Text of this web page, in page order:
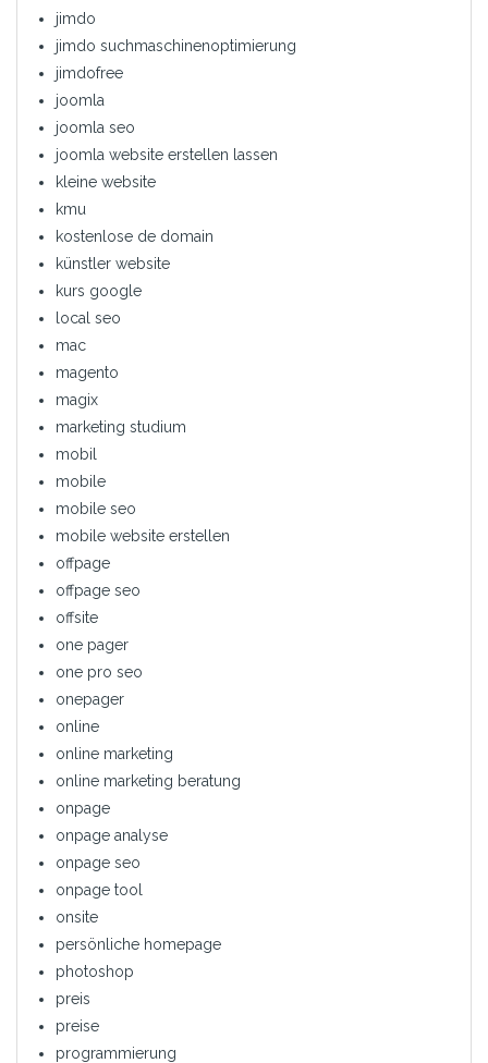
jimdo
jimdo suchmaschinenoptimierung
jimdofree
joomla
joomla seo
joomla website erstellen lassen
kleine website
kmu
kostenlose de domain
künstler website
kurs google
local seo
mac
magento
magix
marketing studium
mobil
mobile
mobile seo
mobile website erstellen
offpage
offpage seo
offsite
one pager
one pro seo
onepager
online
online marketing
online marketing beratung
onpage
onpage analyse
onpage seo
onpage tool
onsite
persönliche homepage
photoshop
preis
preise
programmierung